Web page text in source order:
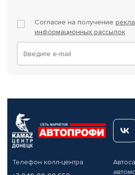
Согласие на получение
информационных рассылок
Телефон колл-центра